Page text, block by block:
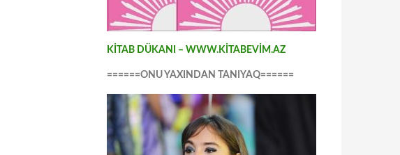
KİTAB DÜKANI – WWW.KİTABEVİM.AZ
======ONU YAXINDAN TANIYAQ======